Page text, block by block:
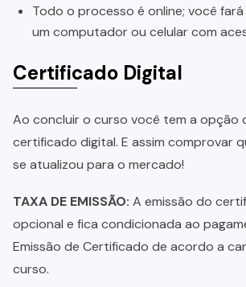
Todo o processo é online; você
um computador ou celular com
Certificado Digital
Ao concluir o curso você tem a opção
certificado digital. E assim comprovar
se atualizou para o mercado!
TAXA DE EMISSÃO: A emissão do
opcional e fica condicionada ao
Emissão de Certificado de acordo a
curso.